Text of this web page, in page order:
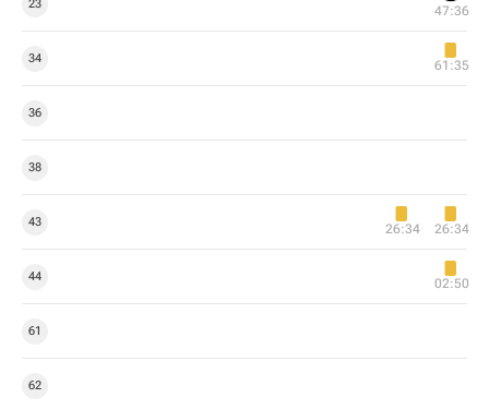
23 47:36
34 61:35
36
38
43 26:34 26:34
44 02:50
61
62